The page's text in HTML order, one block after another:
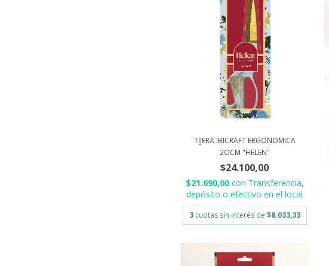
TIJERA IBICRAFT ERGONOMICA
2OCM "HELEN"
$24.100,00
$21.690,00 con Transferencia,
depósito o efectivo en el local
3 cuotas sin interés de $8.033,33